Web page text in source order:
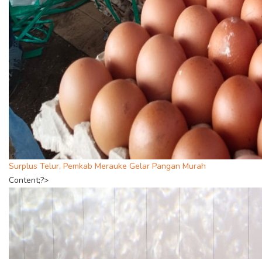
Surplus Telur, Pemkab Merauke Gelar Pangan Murah
Content;?>